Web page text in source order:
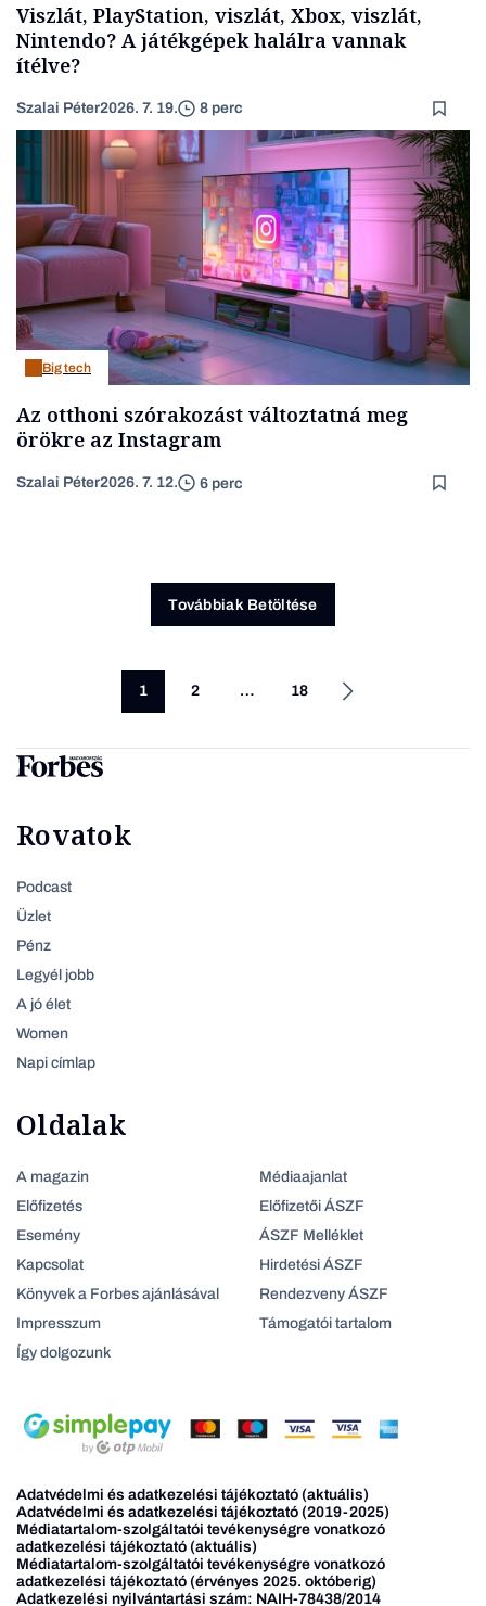
Viszlát, PlayStation, viszlát, Xbox, viszlát,
Nintendo? A játékgépek halálra vannak
ítélve?
Szalai Péter2026. 7. 19. 8 perc
Big tech
Az otthoni szórakozást változtatná meg
örökre az Instagram
Szalai Péter2026. 7. 12. 6 perc
Továbbiak Betöltése
1 2 … 18
Rovatok
Podcast
Üzlet
Pénz
Legyél jobb
A jó élet
Women
Napi címlap
Oldalak
A magazin
Előfizetés
Esemény
Kapcsolat
Könyvek a Forbes ajánlásával
Impresszum
Így dolgozunk
Médiaajanlat
Előfizetői ÁSZF
ÁSZF Melléklet
Hirdetési ÁSZF
Rendezveny ÁSZF
Támogatói tartalom
Adatvédelmi és adatkezelési tájékoztató (aktuális)
Adatvédelmi és adatkezelési tájékoztató (2019-2025)
Médiatartalom-szolgáltatói tevékenységre vonatkozó
adatkezelési tájékoztató (aktuális)
Médiatartalom-szolgáltatói tevékenységre vonatkozó
adatkezelési tájékoztató (érvényes 2025. októberig)
Adatkezelési nyilvántartási szám: NAIH-78438/2014